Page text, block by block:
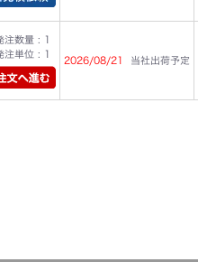
注数量 : 1
注単位 : 1
2026/08/21 当社出荷予定